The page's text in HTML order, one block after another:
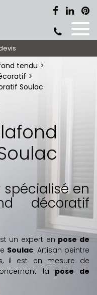
tendu
Soulac
en
décoratif
un expert en pose de
Soulac. Artisan peintre
il est en mesure de
la pose de